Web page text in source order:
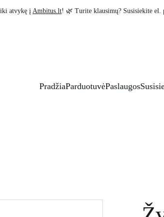
atvykę į Ambitus.lt! 🌿 Turite klausimų? Susisiekite el.
PradžiaParduotuvėPaslaugos